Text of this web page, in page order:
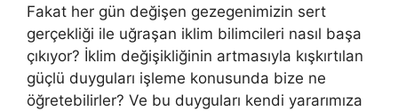
Fakat her gün değişen gezegenimizin sert
gerçekliği ile uğraşan iklim bilimcileri nasıl başa
çıkıyor? İklim değişikliğinin artmasıyla kışkırtılan
güçlü duyguları işleme konusunda bize ne
öğretebilirler? Ve bu duyguları kendi yararımıza